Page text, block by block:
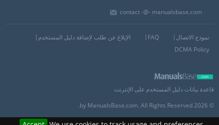
contact -@- manualsbase.com
نموذج الاتصال FAQ
الإبلاغ عن طلب لإضافة دليل المستخدم
DCMA Policy
قاعدة بيانات دليل المستخدم على الإنترنت
© 2026 by ManualsBase.com. All Rights Reserved.